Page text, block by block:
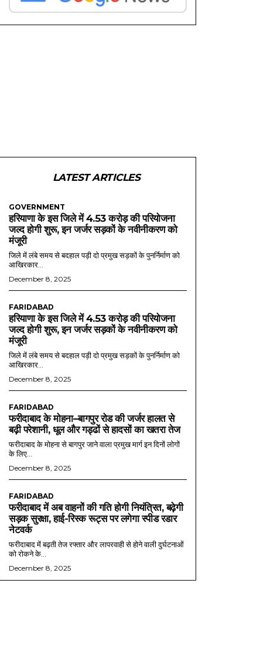
LATEST ARTICLES
GOVERNMENT
हरियाणा के इस जिले में 4.53 करोड़ की परियोजना
जल्द होगी शुरू, इन जर्जर सड़कों के नवीनीकरण को
मंजूरी
जिले में लंबे समय से बदहाल पड़ी दो प्रमुख सड़कों के पुनर्निर्माण को
आखिरकार...
December 8, 2025
FARIDABAD
हरियाणा के इस जिले में 4.53 करोड़ की परियोजना
जल्द होगी शुरू, इन जर्जर सड़कों के नवीनीकरण को
मंजूरी
जिले में लंबे समय से बदहाल पड़ी दो प्रमुख सड़कों के पुनर्निर्माण को
आखिरकार...
December 8, 2025
FARIDABAD
फरीदाबाद के मोहना–बागपुर रोड की जर्जर हालत से
बढ़ी परेशानी, धूल और गड्ढों से हादसों का खतरा तेज
फरीदाबाद के मोहना से बागपुर जाने वाला प्रमुख मार्ग इन दिनों लोगों
के लिए...
December 8, 2025
FARIDABAD
फरीदाबाद में अब वाहनों की गति होगी नियंत्रित, बढ़ेगी
सड़क सुरक्षा, हाई-रिस्क रूट्स पर लगेगा स्पीड रडार
नेटवर्क
फरीदाबाद में बढ़ती तेज रफ्तार और लापरवाही से होने वाली दुर्घटनाओं
को रोकने के...
December 8, 2025